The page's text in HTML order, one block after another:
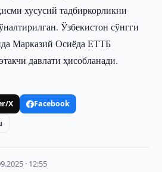
хусусий тадбиркорликни
Ўзбекистон сўнгги
Марказий Осиёда ЕТТБ
давлати ҳисобланади.
X
Facebook
· 12:55